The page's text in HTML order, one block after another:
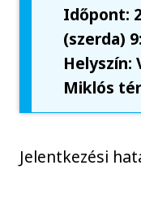
Időpont:
(szerda)
Helyszín:
Miklós
Jelentkezési